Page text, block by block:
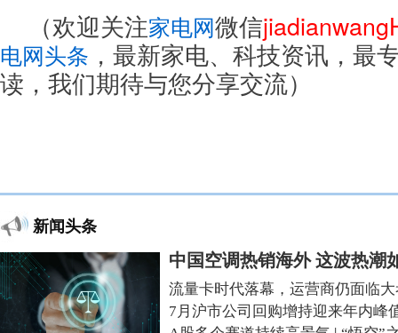
（欢迎关注家电网微信
电网头条 ，最新家电、科技资讯，最
读，我们期待与您分享交流）
新闻头条
中国空调热销海外 这波热潮
流量卡时代落幕，运营商仍面临
7月沪市公司回购增持迎来年内峰